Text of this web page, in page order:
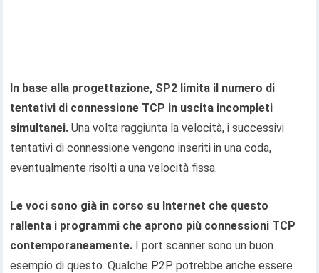
In base alla progettazione, SP2 limita il numero di
tentativi di connessione TCP in uscita incompleti
simultanei. Una volta raggiunta la velocità, i successivi
tentativi di connessione vengono inseriti in una coda,
eventualmente risolti a una velocità fissa.
Le voci sono già in corso su Internet che questo
rallenta i programmi che aprono più connessioni TCP
contemporaneamente. I port scanner sono un buon
esempio di questo. Qualche P2P potrebbe anche essere